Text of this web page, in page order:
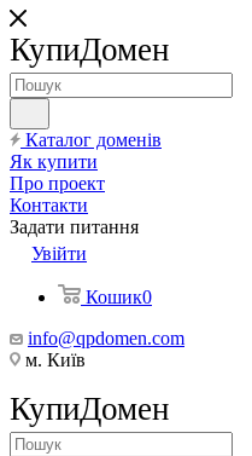
КупиДомен
Каталог доменів
Як купити
Про проект
Контакти
Задати питання
Увійти
Кошик0
info@qpdomen.com
м. Київ
КупиДомен